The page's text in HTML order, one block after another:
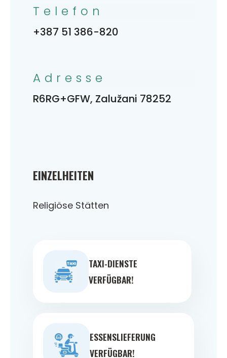
EINZELHEITEN
Religiöse Stätten
TAXI-DIENSTE
VERFÜGBAR!
ESSENSLIEFERUNG
VERFÜGBAR!
Telefon
+387 51 386-820
Adresse
R6RG+GFW, Zalužani 78252